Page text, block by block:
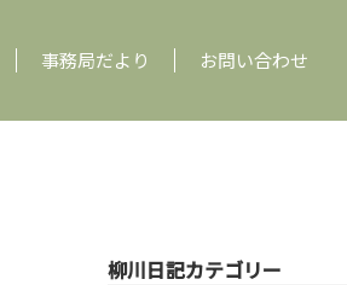
事務局だより お問い合わせ
柳川日記カテゴリー